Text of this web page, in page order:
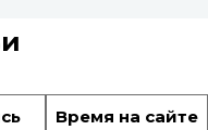
Время на сайте